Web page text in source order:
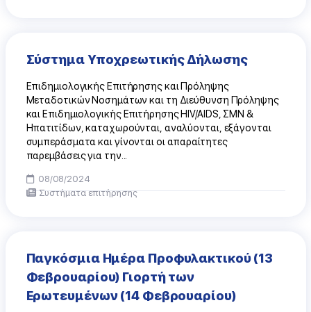
Σύστημα Υποχρεωτικής Δήλωσης
Επιδημιολογικής Επιτήρησης και Πρόληψης
Μεταδοτικών Νοσημάτων και τη Διεύθυνση Πρόληψης
και Επιδημιολογικής Επιτήρησης HIV/AIDS, ΣΜΝ &
Ηπατιτίδων, καταχωρούνται, αναλύονται, εξάγονται
συμπεράσματα και γίνονται οι απαραίτητες
παρεμβάσεις για την...
08/08/2024
Συστήματα επιτήρησης
Παγκόσμια Ημέρα Προφυλακτικού (13
Φεβρουαρίου) Γιορτή των
Ερωτευμένων (14 Φεβρουαρίου)